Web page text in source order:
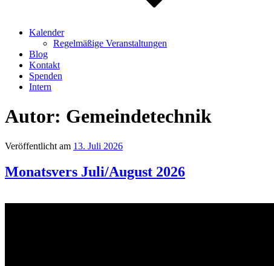
Kalender
Regelmäßige Veranstaltungen
Blog
Kontakt
Spenden
Intern
Autor: Gemeindetechnik
Veröffentlicht am 13. Juli 2026
Monatsvers Juli/August 2026